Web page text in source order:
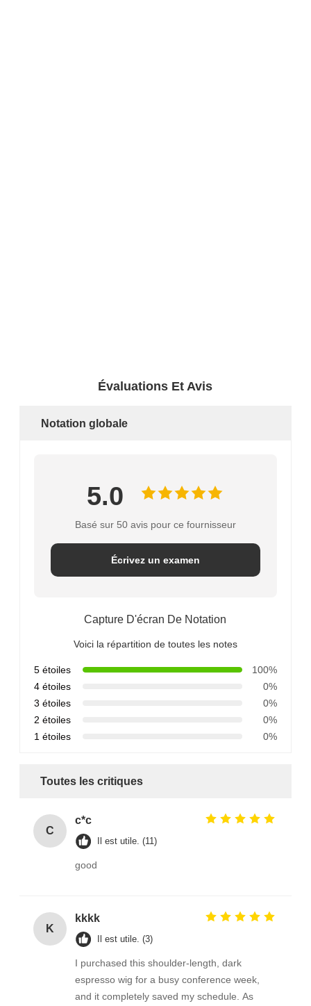
Évaluations Et Avis
Notation globale
5.0
Basé sur 50 avis pour ce fournisseur
Écrivez un examen
Capture D'écran De Notation
Voici la répartition de toutes les notes
5 étoiles
100%
4 étoiles
0%
3 étoiles
0%
2 étoiles
0%
1 étoiles
0%
Toutes les critiques
C
c*c
Il est utile. (11)
good
K
kkkk
Il est utile. (3)
I purchased this shoulder-length, dark
espresso wig for a busy conference week,
and it completely saved my schedule. As